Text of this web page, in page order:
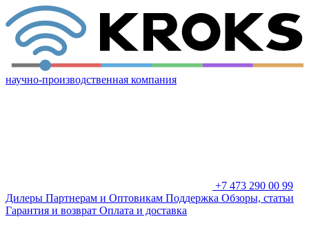
научно-производственная компания
+7 473 290 00 99
Дилеры Партнерам и Оптовикам Поддержка Обзоры, статьи
Гарантия и возврат Оплата и доставка